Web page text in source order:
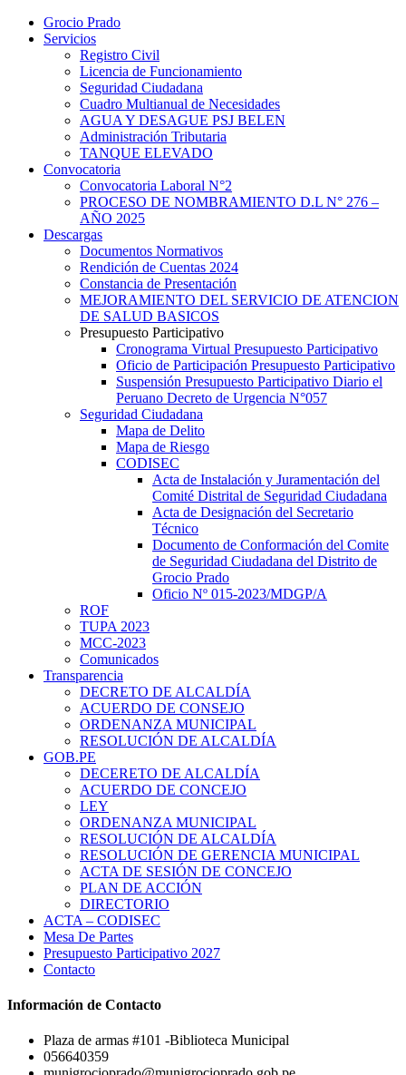
Grocio Prado
Servicios
Registro Civil
Licencia de Funcionamiento
Seguridad Ciudadana
Cuadro Multianual de Necesidades
AGUA Y DESAGUE PSJ BELEN
Administración Tributaria
TANQUE ELEVADO
Convocatoria
Convocatoria Laboral N°2
PROCESO DE NOMBRAMIENTO D.L N° 276 –
AÑO 2025
Descargas
Documentos Normativos
Rendición de Cuentas 2024
Constancia de Presentación
MEJORAMIENTO DEL SERVICIO DE ATENCION
DE SALUD BASICOS
Presupuesto Participativo
Cronograma Virtual Presupuesto Participativo
Oficio de Participación Presupuesto Participativo
Suspensión Presupuesto Participativo Diario el
Peruano Decreto de Urgencia N°057
Seguridad Ciudadana
Mapa de Delito
Mapa de Riesgo
CODISEC
Acta de Instalación y Juramentación del
Comité Distrital de Seguridad Ciudadana
Acta de Designación del Secretario
Técnico
Documento de Conformación del Comite
de Seguridad Ciudadana del Distrito de
Grocio Prado
Oficio Nº 015-2023/MDGP/A
ROF
TUPA 2023
MCC-2023
Comunicados
Transparencia
DECRETO DE ALCALDÍA
ACUERDO DE CONSEJO
ORDENANZA MUNICIPAL
RESOLUCIÓN DE ALCALDÍA
GOB.PE
DECERETO DE ALCALDÍA
ACUERDO DE CONCEJO
LEY
ORDENANZA MUNICIPAL
RESOLUCIÓN DE ALCALDÍA
RESOLUCIÓN DE GERENCIA MUNICIPAL
ACTA DE SESIÓN DE CONCEJO
PLAN DE ACCIÓN
DIRECTORIO
ACTA – CODISEC
Mesa De Partes
Presupuesto Participativo 2027
Contacto
Información de Contacto
Plaza de armas #101 -Biblioteca Municipal
056640359